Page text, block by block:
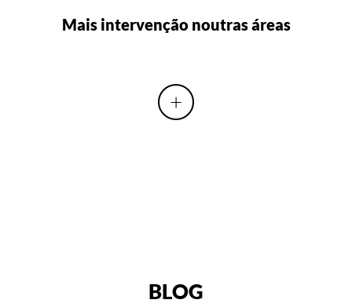
Mais intervenção noutras áreas
+
BLOG